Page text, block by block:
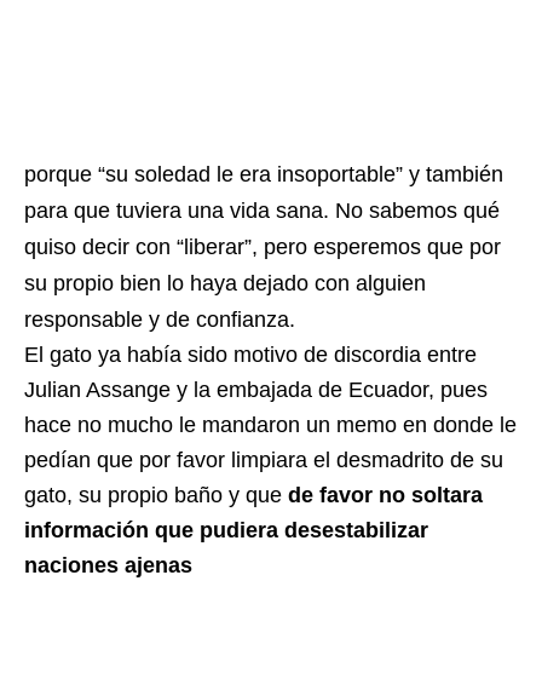
porque “su soledad le era insoportable” y también
para que tuviera una vida sana. No sabemos qué
quiso decir con “liberar”, pero esperemos que por
su propio bien lo haya dejado con alguien
responsable y de confianza.
El gato ya había sido motivo de discordia entre
Julian Assange y la embajada de Ecuador, pues
hace no mucho le mandaron un memo en donde le
pedían que por favor limpiara el desmadrito de su
gato, su propio baño y que de favor no soltara
información que pudiera desestabilizar
naciones ajenas